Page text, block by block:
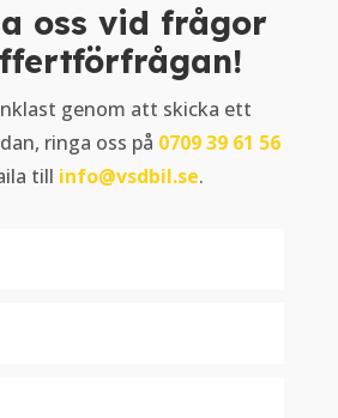
oss vid frågor
genom att skicka ett
ringa oss på 0709 39 61 56
till info@vsdbil.se.